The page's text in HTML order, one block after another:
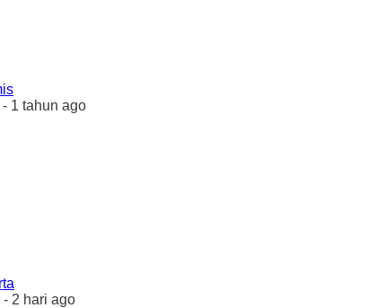
- 1 tahun ago
- 2 hari ago